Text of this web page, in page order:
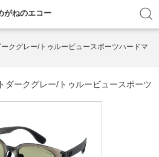
がねのエコー
クグレー/トゥルービュースポーツハードマ
ークグレー/トゥルービュースポーツ